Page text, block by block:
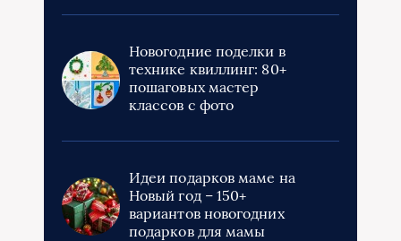
Новогодние поделки в
технике квиллинг: 80+
пошаговых мастер
классов с фото
Идеи подарков маме на
Новый год – 150+
вариантов новогодних
подарков для мамы